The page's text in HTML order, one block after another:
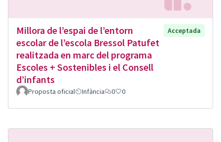
Millora de l’espai de l’entorn
escolar de l’escola Bressol Patufet
realitzada en marc del programa
Escoles + Sostenibles i el Consell
d’infants
Acceptada
Proposta oficial Infància 0 0